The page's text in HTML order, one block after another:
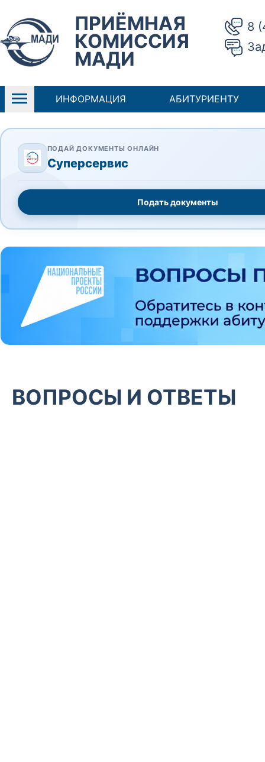
ПРИЁМНАЯ
КОМИССИЯ
МАДИ
8
ИНФОРМАЦИЯ АБИТУРИЕНТУ
ПОДАЙ ДОКУМЕНТЫ ОНЛАЙН
Суперсервис
Подать документы
ВОПРОСЫ И ОТВЕТЫ